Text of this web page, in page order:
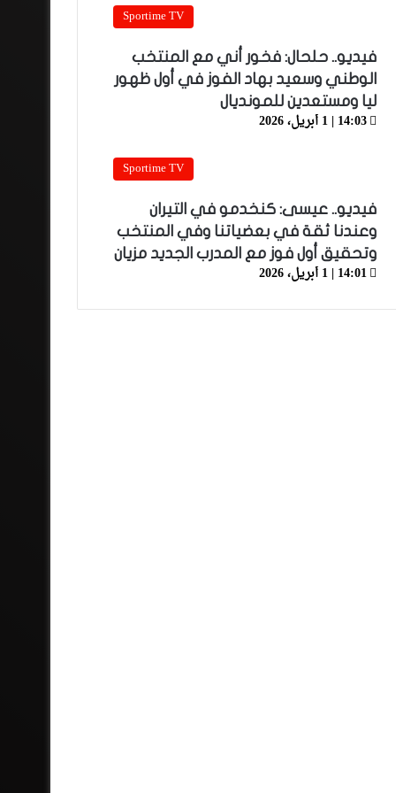
Sportime TV
فيديو.. حلحال: فخور أني مع المنتخب
الوطني وسعيد بهاد الفوز في أول ظهور
ليا ومستعدين للمونديال
14:03 | 1 أبريل، 2026
Sportime TV
فيديو.. عيسى: كنخدمو في التيران
وعندنا ثقة في بعضياتنا وفي المنتخب
وتحقيق أول فوز مع المدرب الجديد مزيان
14:01 | 1 أبريل، 2026